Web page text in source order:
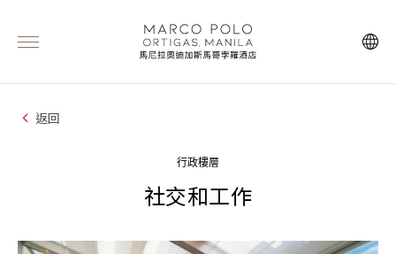
返回
行政樓層
社交和工作